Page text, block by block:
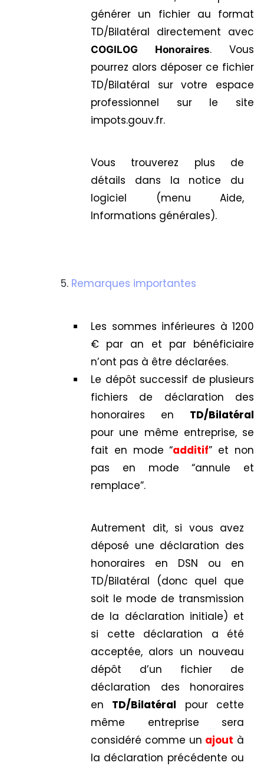
générer un fichier au format
TD/Bilatéral directement avec
COGILOG Honoraires. Vous
pourrez alors déposer ce fichier
TD/Bilatéral sur votre espace
professionnel sur le site
impots.gouv.fr.
Vous trouverez plus de
détails dans la notice du
logiciel (menu Aide,
Informations générales).
Remarques importantes
Les sommes inférieures à 1200
€ par an et par bénéficiaire
n’ont pas à être déclarées.
Le dépôt successif de plusieurs
fichiers de déclaration des
honoraires en TD/Bilatéral
pour une même entreprise, se
fait en mode “additif” et non
pas en mode “annule et
remplace”.
Autrement dit, si vous avez
déposé une déclaration des
honoraires en DSN ou en
TD/Bilatéral (donc quel que
soit le mode de transmission
de la déclaration initiale) et
si cette déclaration a été
acceptée, alors un nouveau
dépôt d’un fichier de
déclaration des honoraires
en TD/Bilatéral pour cette
même entreprise sera
considéré comme un ajout à
la déclaration précédente ou